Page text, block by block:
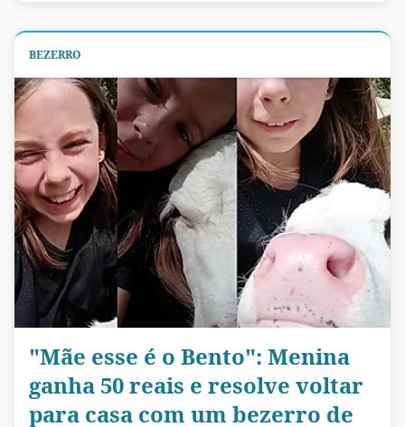
BEZERRO
"Mãe esse é o Bento": Menina
ganha 50 reais e resolve voltar
para casa com um bezerro de